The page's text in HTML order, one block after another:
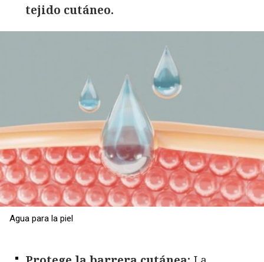
tejido cutáneo.
Agua para la piel